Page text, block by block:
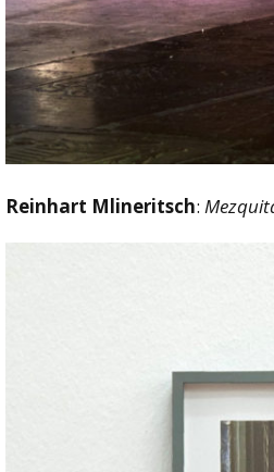
Reinhart Mlineritsch: